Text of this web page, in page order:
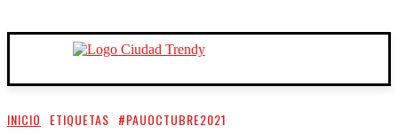
INICIO ETIQUETAS #PAUOCTUBRE2021